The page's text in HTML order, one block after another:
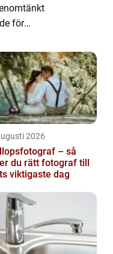
för
2026
– så
du rätt fotograf till
viktigaste dag